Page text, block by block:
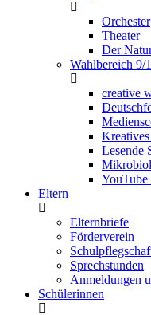
Orchester
Theater
Der
Wahlbereich 9/
creative
Lesende
YouTube
Eltern
Elternbriefe
Förderverein
Sprechstunden
Anmeldungen
Schülerinnen